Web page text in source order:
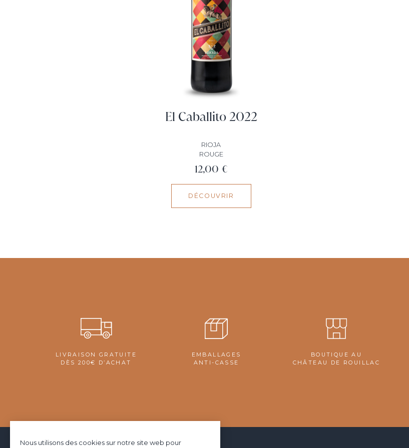
El Caballito 2022
RIOJA
ROUGE
Prix
12,00 €
DÉCOUVRIR
LIVRAISON GRATUITE
DÈS 200€ D’ACHAT
EMBALLAGES
ANTI-CASSE
BOUTIQUE AU
CHÂTEAU DE ROUILLAC
Nous utilisons des cookies sur notre site web pour